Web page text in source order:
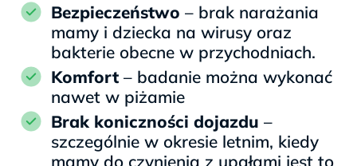
Bezpieczeństwo – brak narażania
mamy i dziecka na wirusy oraz
bakterie obecne w przychodniach.
Komfort – badanie można wykonać
nawet w piżamie
Brak koniczności dojazdu –
szczególnie w okresie letnim, kiedy
mamy do czynienia z upałami jest to